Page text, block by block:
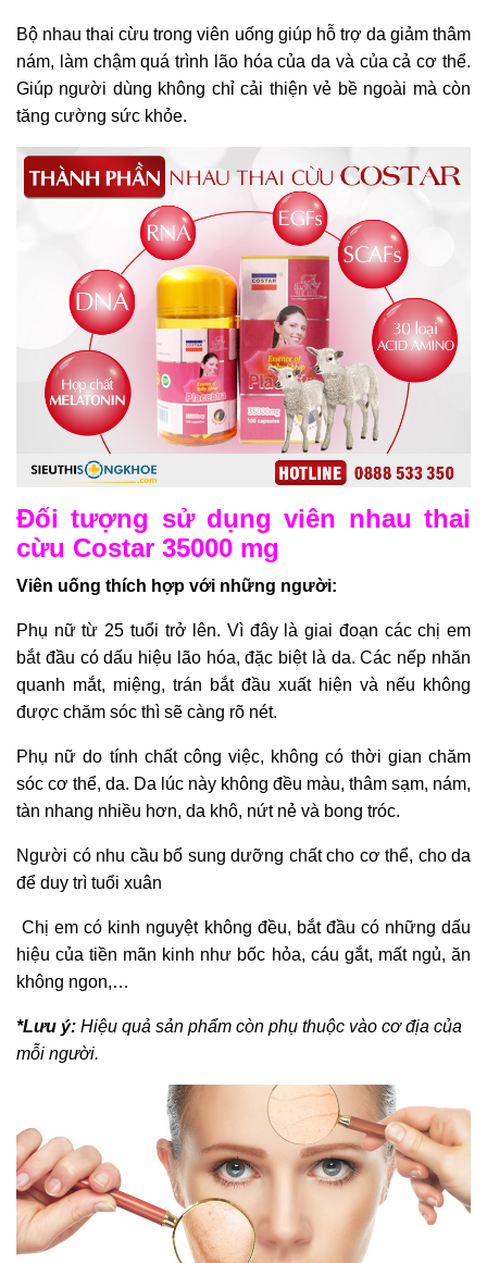
Bộ nhau thai cừu trong viên uống giúp hỗ trợ da giảm thâm
nám, làm chậm quá trình lão hóa của da và của cả cơ thể.
Giúp người dùng không chỉ cải thiện vẻ bề ngoài mà còn
tăng cường sức khỏe.
Đối tượng sử dụng viên nhau thai
cừu Costar 35000 mg
Viên uống thích hợp với những người:
Phụ nữ từ 25 tuổi trở lên. Vì đây là giai đoạn các chị em
bắt đầu có dấu hiệu lão hóa, đặc biệt là da. Các nếp nhăn
quanh mắt, miệng, trán bắt đầu xuất hiện và nếu không
được chăm sóc thì sẽ càng rõ nét.
Phụ nữ do tính chất công việc, không có thời gian chăm
sóc cơ thể, da. Da lúc này không đều màu, thâm sạm, nám,
tàn nhang nhiều hơn, da khô, nứt nẻ và bong tróc.
Người có nhu cầu bổ sung dưỡng chất cho cơ thể, cho da
để duy trì tuổi xuân
Chị em có kinh nguyệt không đều, bắt đầu có những dấu
hiệu của tiền mãn kinh như bốc hỏa, cáu gắt, mất ngủ, ăn
không ngon,…
*Lưu ý: Hiệu quả sản phẩm còn phụ thuộc vào cơ địa của
mỗi người.